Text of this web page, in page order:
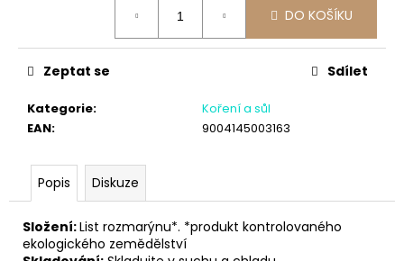
DO KOŠÍKU
Kategorie:
Koření a sůl
EAN: 9004145003163
Zeptat se Sdílet
Popis Diskuze
Složení:List rozmarýnu*. *produkt kontrolovaného
ekologického zemědělství